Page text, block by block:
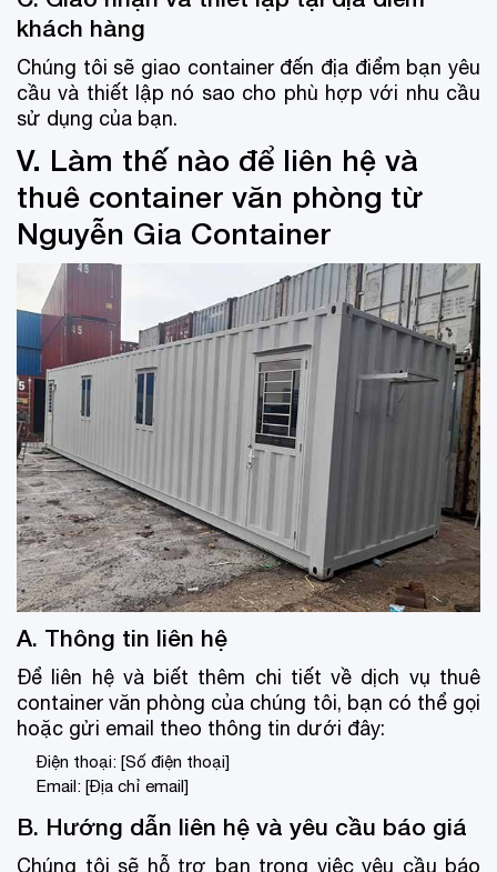
khách hàng
Chúng tôi sẽ giao container đến địa điểm bạn yêu
cầu và thiết lập nó sao cho phù hợp với nhu cầu
sử dụng của bạn.
V. Làm thế nào để liên hệ và
thuê container văn phòng từ
Nguyễn Gia Container
A. Thông tin liên hệ
Để liên hệ và biết thêm chi tiết về dịch vụ thuê
container văn phòng của chúng tôi, bạn có thể gọi
hoặc gửi email theo thông tin dưới đây:
Điện thoại: [Số điện thoại]
Email: [Địa chỉ email]
B. Hướng dẫn liên hệ và yêu cầu báo giá
Chúng tôi sẽ hỗ trợ bạn trong việc yêu cầu báo